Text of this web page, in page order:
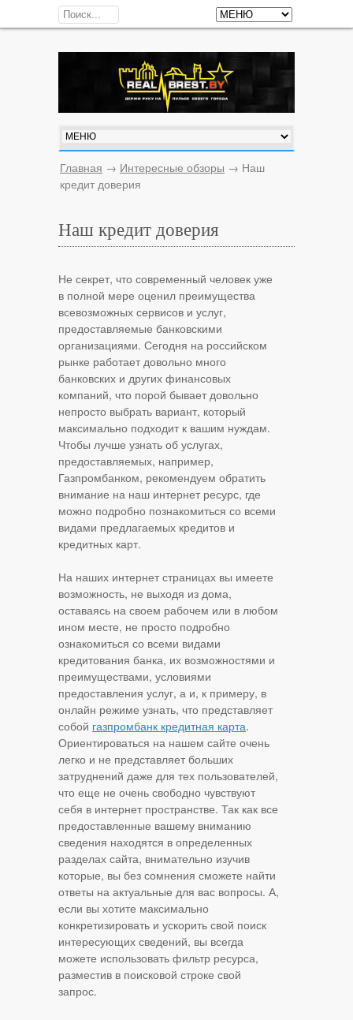
Главная → Интересные обзоры → Наш
кредит доверия
Наш кредит доверия
Не секрет, что современный человек уже
в полной мере оценил преимущества
всевозможных сервисов и услуг,
предоставляемые банковскими
организациями. Сегодня на российском
рынке работает довольно много
банковских и других финансовых
компаний, что порой бывает довольно
непросто выбрать вариант, который
максимально подходит к вашим нуждам.
Чтобы лучше узнать об услугах,
предоставляемых, например,
Газпромбанком, рекомендуем обратить
внимание на наш интернет ресурс, где
можно подробно познакомиться со всеми
видами предлагаемых кредитов и
кредитных карт.
На наших интернет страницах вы имеете
возможность, не выходя из дома,
оставаясь на своем рабочем или в любом
ином месте, не просто подробно
ознакомиться со всеми видами
кредитования банка, их возможностями и
преимуществами, условиями
предоставления услуг, а и, к примеру, в
онлайн режиме узнать, что представляет
собой газпромбанк кредитная карта.
Ориентироваться на нашем сайте очень
легко и не представляет больших
затруднений даже для тех пользователей,
что еще не очень свободно чувствуют
себя в интернет пространстве. Так как все
предоставленные вашему вниманию
сведения находятся в определенных
разделах сайта, внимательно изучив
которые, вы без сомнения сможете найти
ответы на актуальные для вас вопросы. А,
если вы хотите максимально
конкретизировать и ускорить свой поиск
интересующих сведений, вы всегда
можете использовать фильтр ресурса,
разместив в поисковой строке свой
запрос.